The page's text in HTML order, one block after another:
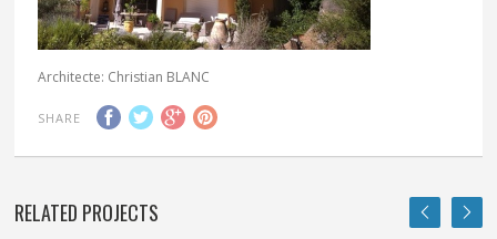
Architecte: Christian BLANC
SHARE
RELATED PROJECTS